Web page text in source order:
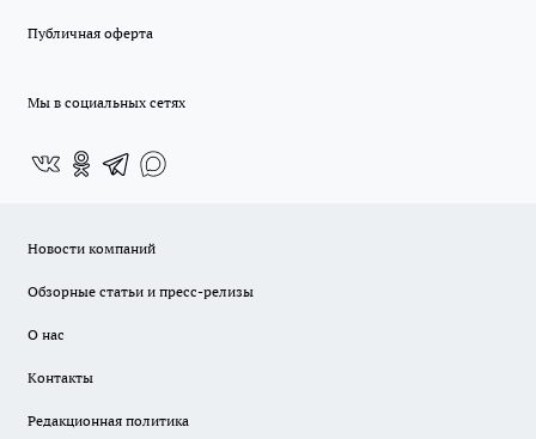
Публичная оферта
Мы в социальных сетях
Новости компаний
Обзорные статьи и пресс-релизы
О нас
Контакты
Редакционная политика